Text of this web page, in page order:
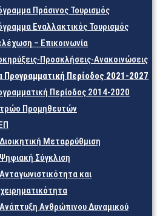
Πράσινος Τουρισμός
Εναλλακτικός Τουρισμός
– Επικοινωνία
Προσκλήσεις-Ανακοινώσεις
Προγραμματική Περίοδος 2021-2027
Περίοδος 2014-2020
Προμηθευτών
Μεταρρύθμιση
Σύγκλιση
και
Ανθρώπινου Δυναμικού